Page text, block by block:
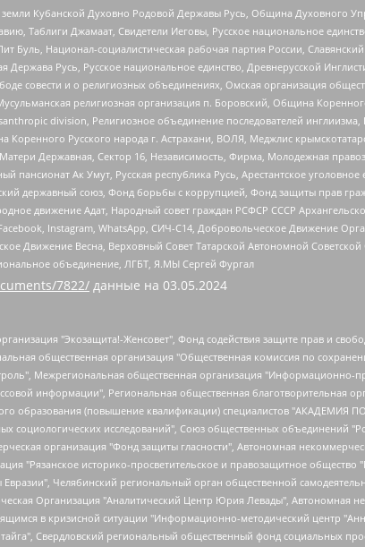
Кубанской Духовно Родовой Державы Русь, Община Духовного
Таблиги Джамаат, Свидетели Иеговы, Русское национальное
Буль, Национал-социалистическая рабочая партия России,
Держава Русь, Русское национальное единство, Древнерусской
совести и о религиозных объединениях, Омская организация
религиозная организация п. Боровский, Община
division, Религиозное объединение последователей
Русского народа г. Астрахани, ВОЛЯ, Меджлис
Державная, Сектор 16, Независимость, Фирма, Молодежная
пансионат Ак Умут, Русская республика Русь, Арестантское
державный союз, Фонд борьбы с коррупцией, Фонд защиты прав
движение Адат, Народный совет граждан РСФСР СССР
Instagram, WhatsApp, СИЧ-С14, Добровольческое Движение
Движение Весна, Верховный Совет Татарской Автономной
объединение, ЛГБТ, Я.МЫ Сергей Фургал
7822/ данные на 03.05.2024
"Информационно-методический центр "Анна", Фонд содействия развитию массовых коммуникаций и правовому просвещению "Так-так-Так", Фонд содействия устойчивому развитию "Серебряная тайга", Свердловский региональный общественный фонд социальных проектов "Новое время", "Idel.Реалии", Кавказ.Реалии, Крым.Реалии, Телеканал Настоящее Время, Татаро-башкирская служба Радио Свобода (Azatliq Radiosi), Радио Свободная Европа/Радио Свобода (PCE/PC), "Сибирь.Реалии", "Фактограф", Благотворительный фонд помощи осужденным и их семьям, Автономная некоммерческая организация "Институт глобализации и социальных движений", Фонд "В защиту прав заключенных", Частное учреждение "Центр поддержки и содействия развитию средств массовой информации", Пензенский региональный общественный благотворительный фонд "Гражданский союз", "Север.Реалии", Некоммерческая организация Фонд "Правовая инициатива", Общество с ограниченной ответственностью "Радио Свободная Европа/Радио Свобода", Чешское информационное агентство "MEDIUM-ORIENT", Красноярская региональная общественная организация "Мы против СПИДа", Камалягин Денис Николаевич, Маркелов Сергей Евгеньевич, Пономарев Лев Александрович, Савицкая Людмила Алексеевна, Автономная некоммерческая организация "Центр по работе с проблемой насилия "НАСИЛИЮ.НЕТ", Межрегиональный профессиональный союз работников здравоохранения "Альянс врачей", Юридическое лицо, зарегистрированное в Латвийской Республике, SIA "Medusa Project" (регистрационный номер 40103797863, дата регистрации 10.06.2014), Некоммерческая организация "Фонд по борьбе с коррупцией", Автономная некоммерческая организация "Институт права и публичной политики", Баданин Роман Сергеевич, Гликин Максим Александрович, Железнова Мария Михайловна, Лукьянова Юлия Сергеевна, Маетная Елизавета Витальевна, Маняхин Петр Борисович, Чуракова Ольга Владимировна, Ярош Юлия Петровна, Юридическое лицо "The Insider SIA", зарегистрированное в Риге, Латвийская Республика (дата регистрации 26.06.2015), являющееся администратором доменного имени интернет-издания "The Insider SIA", https://theins.ru, Постернак Алексей Евгеньевич, Рубин Михаил Аркадьевич, Анин Роман Александрович, Юридическое лицо Istories fonds, зарегистрированное в Латвийской Республике (регистрационный номер 50008295751, дата регистрации 24.02.2020), Великовский Дмитрий Александрович, Долинина Ирина Николаевна, Мароховская Алеся Алексеевна, Шлейнов Роман Юрьевич, Шмагун Олеся Валентиновна, Общество с ограниченной ответственностью "Альтаир 2021", Общество с ограниченной ответственностью "Вега 2021", Общество с ограниченной ответственностью "Главный редактор 2021", Общество с ограниченной ответственностью "Ромашки монолит", Важенков Артем Валерьевич, Ивановская областная общественная организация "Центр гендерных исследований", Гурман Юрий Альбертович, Медиапроект "ОВД-Инфо", Егоров Владимир Владимирович, Жилинский Владимир Александрович, Общество с ограниченной ответственностью "ЗП", Иванова София Юрьевна, Карезина Инна Павловна, Кильтау Екатерина Викторовна, Петров Алексей Викторович, Пискунов